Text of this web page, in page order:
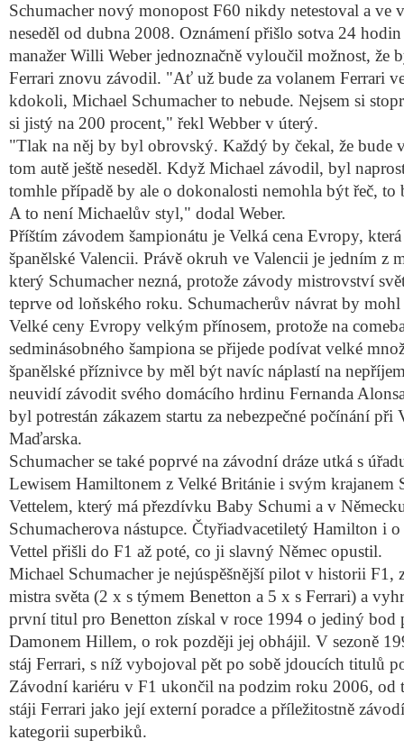
Schumacher nový monopost F60 nikdy netestoval a ve
neseděl od dubna 2008. Oznámení přišlo sotva 24
manažer Willi Weber jednoznačně vyloučil možnost, že
Ferrari znovu závodil. "Ať už bude za volanem Ferrari
kdokoli, Michael Schumacher to nebude. Nejsem si
si jistý na 200 procent," řekl Webber v úterý.
"Tlak na něj by byl obrovský. Každý by čekal, že bude
tom autě ještě neseděl. Když Michael závodil, byl
tomhle případě by ale o dokonalosti nemohla být řeč, to
A to není Michaelův styl," dodal Weber.
Příštím závodem šampionátu je Velká cena Evropy,
španělské Valencii. Právě okruh ve Valencii je jedním z
který Schumacher nezná, protože závody mistrovství
teprve od loňského roku. Schumacherův návrat by
Velké ceny Evropy velkým přínosem, protože na
sedminásobného šampiona se přijede podívat velké
španělské příznivce by měl být navíc náplastí na
neuvidí závodit svého domácího hrdinu Fernanda
byl potrestán zákazem startu za nebezpečné počínání při
Maďarska.
Schumacher se také poprvé na závodní dráze utká s
Lewisem Hamiltonem z Velké Británie i svým krajanem
Vettelem, který má přezdívku Baby Schumi a v
Schumacherova nástupce. Čtyřiadvacetiletý Hamilton i
Vettel přišli do F1 až poté, co ji slavný Němec opustil.
Michael Schumacher je nejúspěšnější pilot v historii F1,
mistra světa (2 x s týmem Benetton a 5 x s Ferrari) a
první titul pro Benetton získal v roce 1994 o jediný bod
Damonem Hillem, o rok později jej obhájil. V sezoně
stáj Ferrari, s níž vybojoval pět po sobě jdoucích titulů
Závodní kariéru v F1 ukončil na podzim roku 2006, od
stáji Ferrari jako její externí poradce a příležitostně
kategorii superbiků.